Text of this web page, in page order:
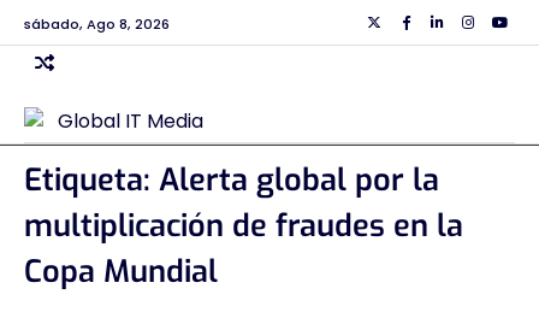
Skip
to
content
sábado, Ago 8, 2026 TwiiterFacebook
Linkedin
Etiqueta: Alerta global por la
multiplicación de fraudes en la
Copa Mundial